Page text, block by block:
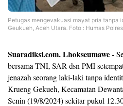
Petugas mengevakuasi mayat pria tanpa
Geukueh, Aceh Utara. Foto : Humas
Suaradiksi.com. Lhokseumawe-
bersama TNI, SAR dsn PMI
jenazah seorang laki-laki tanpa
Krueng Gekueh, Kecamatan
Senin (19/8/2024) sekitar pukul